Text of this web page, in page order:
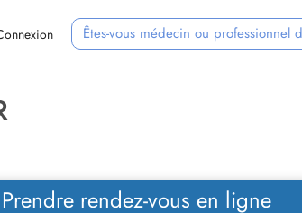
Êtes-vous médecin ou professionnel
Prendre rendez-vous en ligne